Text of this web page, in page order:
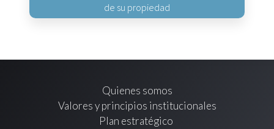
de su propiedad
Quienes somos
Valores y principios institucionales
Plan estratégico